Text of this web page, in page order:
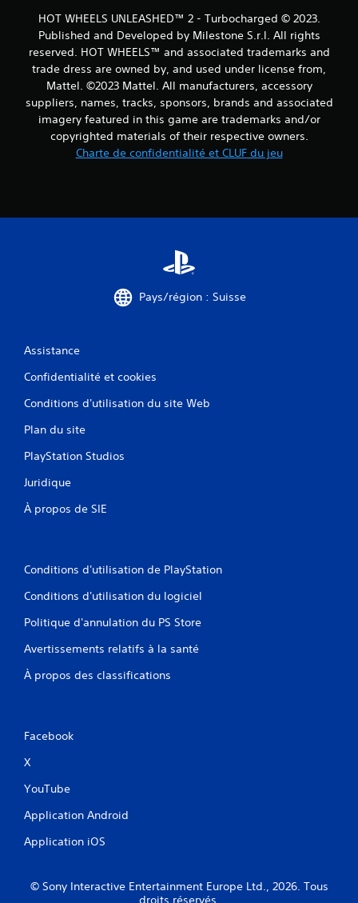
HOT WHEELS UNLEASHED™ 2 - Turbocharged © 2023.
Published and Developed by Milestone S.r.l. All rights
reserved. HOT WHEELS™ and associated trademarks and
trade dress are owned by, and used under license from,
Mattel. ©2023 Mattel. All manufacturers, accessory
suppliers, names, tracks, sponsors, brands and associated
imagery featured in this game are trademarks and/or
copyrighted materials of their respective owners.
Charte de confidentialité et CLUF du jeu
Pays/région : Suisse
Assistance
Confidentialité et cookies
Conditions d'utilisation du site Web
Plan du site
PlayStation Studios
Juridique
À propos de SIE
Conditions d'utilisation de PlayStation
Conditions d'utilisation du logiciel
Politique d'annulation du PS Store
Avertissements relatifs à la santé
À propos des classifications
Facebook
X
YouTube
Application Android
Application iOS
© Sony Interactive Entertainment Europe Ltd., 2026. Tous
droits réservés.